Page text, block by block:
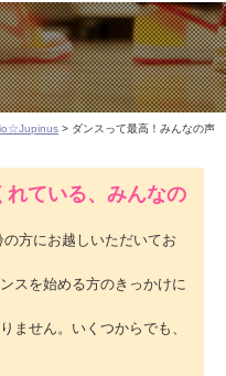
> ダンスって最高！みんなの声
ている、みんなの
方にお越しいただいてお
スを始める方のきっかけに
ません。いくつからでも、